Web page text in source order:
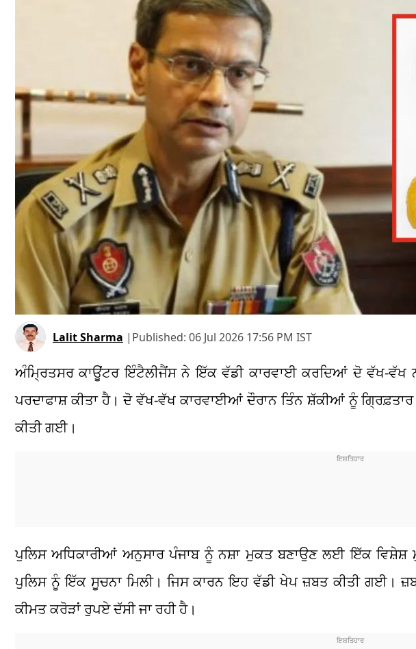
Lalit Sharma | Published: 06 Jul 2026 17:56 PM IST
ਅੰਮ੍ਰਿਤਸਰ ਕਾਊਂਟਰ ਇੰਟੈਲੀਜੈਂਸ ਨੇ ਇੱਕ ਵੱਡੀ ਕਾਰਵਾਈ ਕਰਦਿਆਂ ਦੋ ਵੱਖ-ਵੱਖ
ਪਰਦਾਫਾਸ਼ ਕੀਤਾ ਹੈ। ਦੋ ਵੱਖ-ਵੱਖ ਕਾਰਵਾਈਆਂ ਦੌਰਾਨ ਤਿੰਨ ਸ਼ੱਕੀਆਂ ਨੂੰ
ਕੀਤੀ ਗਈ।
ਪੁਲਿਸ ਅਧਿਕਾਰੀਆਂ ਅਨੁਸਾਰ ਪੰਜਾਬ ਨੂੰ ਨਸ਼ਾ ਮੁਕਤ ਬਣਾਉਣ ਲਈ ਇੱਕ ਵਿਸ਼ੇਸ਼
ਪੁਲਿਸ ਨੂੰ ਇੱਕ ਸੂਚਨਾ ਮਿਲੀ। ਜਿਸ ਕਾਰਨ ਇਹ ਵੱਡੀ ਖੇਪ ਜ਼ਬਤ ਕੀਤੀ ਗਈ।
ਕੀਮਤ ਕਰੋੜਾਂ ਰੁਪਏ ਦੱਸੀ ਜਾ ਰਹੀ ਹੈ।